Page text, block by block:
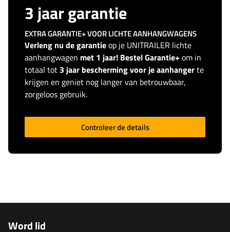
3 jaar garantie
EXTRA GARANTIE+ VOOR LICHTE AANHANGWAGENS
Verleng nu de garantieop je UNITRAILER lichte
aanhangwagen met 1 jaar! Bestel Garantie+om in
totaal tot 3 jaar bescherming voor je aanhangerte
krijgen en geniet nog langer van betrouwbaar,
zorgeloos gebruik.
Controleer de details
Word lid